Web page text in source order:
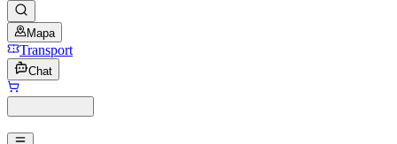
Mapa
Transport
Chat